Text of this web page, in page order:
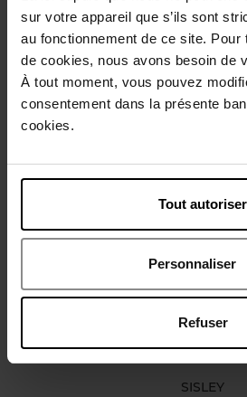
sur votre appareil que s’ils sont
au fonctionnement de ce site.
de cookies, nous avons besoin de
À tout moment, vous pouvez
consentement dans la présente
cookies.
Tout autoriser
Personnaliser
Refuser
Beschrijving
Karakteristieken
Nog iets
SISLEY